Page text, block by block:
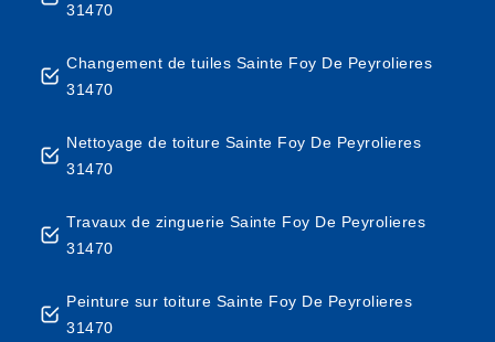
31470
Changement de tuiles Sainte Foy De Peyrolieres
31470
Nettoyage de toiture Sainte Foy De Peyrolieres
31470
Travaux de zinguerie Sainte Foy De Peyrolieres
31470
Peinture sur toiture Sainte Foy De Peyrolieres
31470